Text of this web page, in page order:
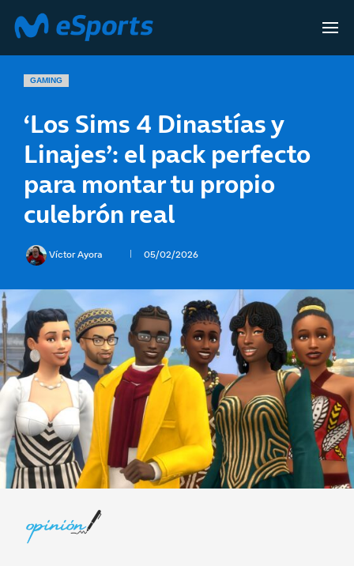
GAMING
‘Los Sims 4 Dinastías y
Linajes’: el pack perfecto
para montar tu propio
culebrón real
Víctor Ayora 05/02/2026